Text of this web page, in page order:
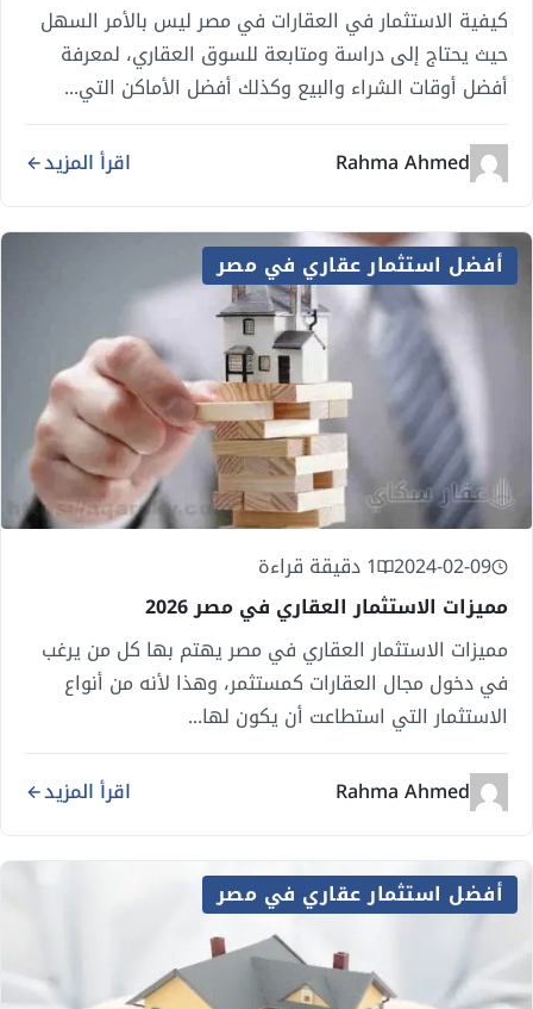
كيفية الاستثمار في العقارات في مصر ليس بالأمر السهل
حيث يحتاج إلى دراسة ومتابعة للسوق العقاري، لمعرفة
أفضل أوقات الشراء والبيع وكذلك أفضل الأماكن التي...
Rahma Ahmed اقرأ المزيد
أفضل استثمار عقاري في مصر
2024-02-09 1 دقيقة قراءة
مميزات الاستثمار العقاري في مصر 2026
مميزات الاستثمار العقاري في مصر يهتم بها كل من يرغب
في دخول مجال العقارات كمستثمر، وهذا لأنه من أنواع
الاستثمار التي استطاعت أن يكون لها...
Rahma Ahmed اقرأ المزيد
أفضل استثمار عقاري في مصر